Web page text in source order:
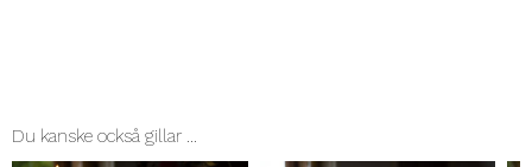
Du kanske också gillar …